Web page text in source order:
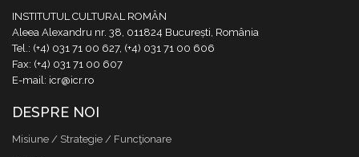
INSTITUTUL CULTURAL ROMÂN
Aleea Alexandru nr. 38, 011824 București, România
Tel.: (+4) 031 71 00 627, (+4) 031 71 00 606
Fax: (+4) 031 71 00 607
E-mail: icr@icr.ro
DESPRE NOI
Misiune / Strategie / Funcţionare